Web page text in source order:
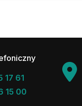
17 61
15 00